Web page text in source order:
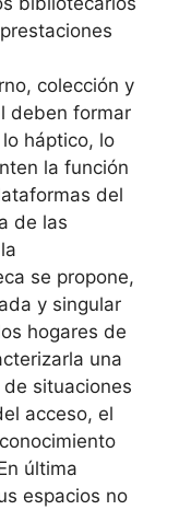
colección y
deben formar
háptico, lo
la función
del
de las
se propone,
y singular
hogares de
una
situaciones
acceso, el
última
espacios no